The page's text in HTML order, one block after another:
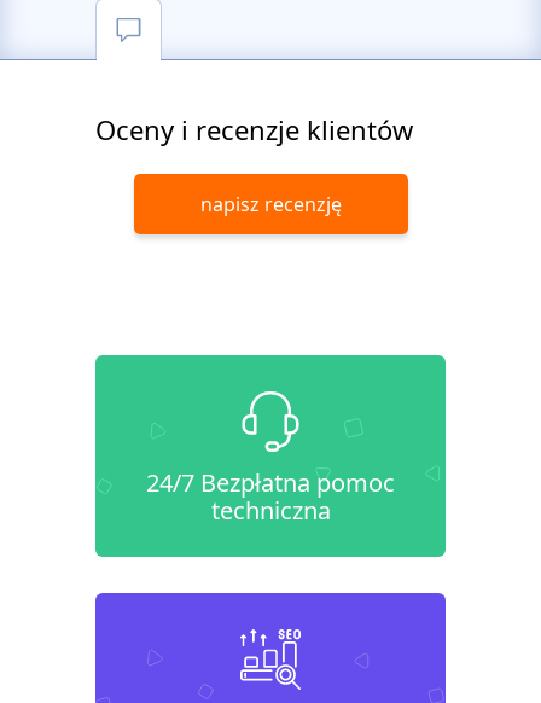
Oceny i recenzje klientów
napisz recenzję
24/7 Bezpłatna pomoc
techniczna